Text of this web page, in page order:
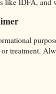
treatment.